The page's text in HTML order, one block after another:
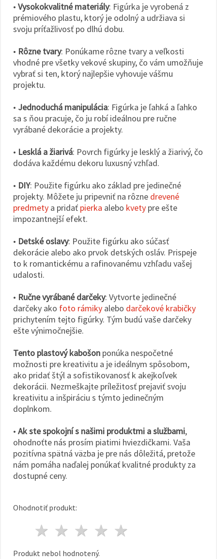
• Vysokokvalitné materiály: Figúrka je vyrobená z
prémiového plastu, ktorý je odolný a udržiava si
svoju príťažlivosť po dlhú dobu.
• Rôzne tvary: Ponúkame rôzne tvary a veľkosti
vhodné pre všetky vekové skupiny, čo vám umožňuje
vybrať si ten, ktorý najlepšie vyhovuje vášmu
projektu.
• Jednoduchá manipulácia: Figúrka je ľahká a ľahko
sa s ňou pracuje, čo ju robí ideálnou pre ručne
vyrábané dekorácie a projekty.
• Lesklá a žiarivá: Povrch figúrky je lesklý a žiarivý, čo
dodáva každému dekoru luxusný vzhľad.
• DIY: Použite figúrku ako základ pre jedinečné
projekty. Môžete ju pripevniť na rôzne drevené
predmety a pridať pierka alebo kvety pre ešte
impozantnejší efekt.
• Detské oslavy: Použite figúrku ako súčasť
dekorácie alebo ako prvok detských osláv. Prispeje
to k romantickému a rafinovanému vzhľadu vašej
udalosti.
• Ručne vyrábané darčeky: Vytvorte jedinečné
darčeky ako foto rámiky alebo darčekové krabičky
prichytením tejto figúrky. Tým budú vaše darčeky
ešte výnimočnejšie.
Tento plastový kabošon ponúka nespočetné
možnosti pre kreativitu a je ideálnym spôsobom,
ako pridať štýl a sofistikovanosť k akejkoľvek
dekorácii. Nezmeškajte príležitosť prejaviť svoju
kreativitu a inšpiráciu s týmto jedinečným
doplnkom.
• Ak ste spokojní s našimi produktmi a službami,
ohodnoťte nás prosím piatimi hviezdičkami. Vaša
pozitívna spätná väzba je pre nás dôležitá, pretože
nám pomáha naďalej ponúkať kvalitné produkty za
dostupné ceny.
Ohodnotiť produkt:
4 hviezdy
3 hviezdy
2 hviezdy
1 hviezda
Produkt nebol hodnotený.